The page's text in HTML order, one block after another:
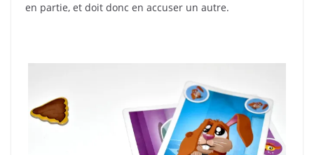
en partie, et doit donc en accuser un autre.